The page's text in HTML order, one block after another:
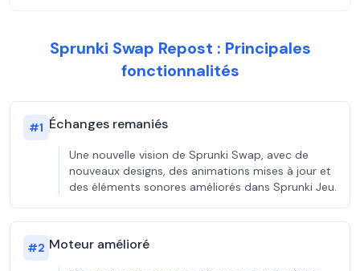
Sprunki Swap Repost : Principales
fonctionnalités
#1 Échanges remaniés
Une nouvelle vision de Sprunki Swap, avec de
nouveaux designs, des animations mises à jour et
des éléments sonores améliorés dans Sprunki Jeu.
#2 Moteur amélioré